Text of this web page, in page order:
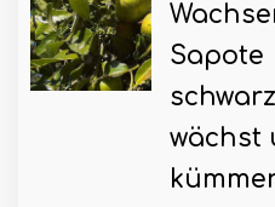
Sapote
wächst